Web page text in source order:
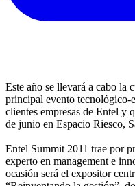
Este año se llevará a cabo la
principal evento tecnológico-
clientes empresas de Entel y
de junio en Espacio Riesco,
Entel Summit 2011 trae por
experto en management e
ocasión será el expositor